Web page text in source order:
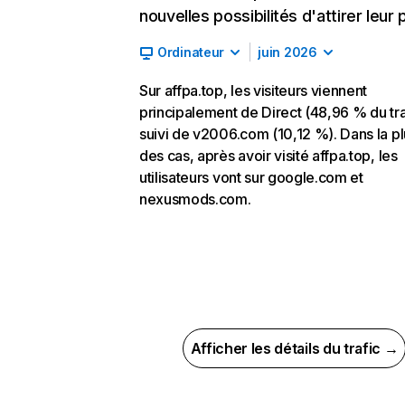
nouvelles possibilités d'attirer leur
Ordinateur juin 2026
Sur affpa.top, les visiteurs viennent
principalement de Direct (48,96 % du
suivi de v2006.com (10,12 %). Dans la
des cas, après avoir visité affpa.top, les
utilisateurs vont sur google.com et
nexusmods.com.
Afficher les détails du trafic →